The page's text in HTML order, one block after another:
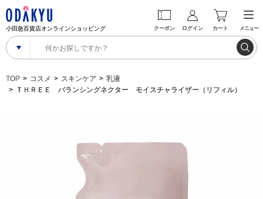
小田急百貨店オンラインショッピング クーポン ログイン カート メニュー
TOP コスメ スキンケア
乳液
ＴＨＲＥＥ バランシングネクター モイスチャライザー（リフィル）